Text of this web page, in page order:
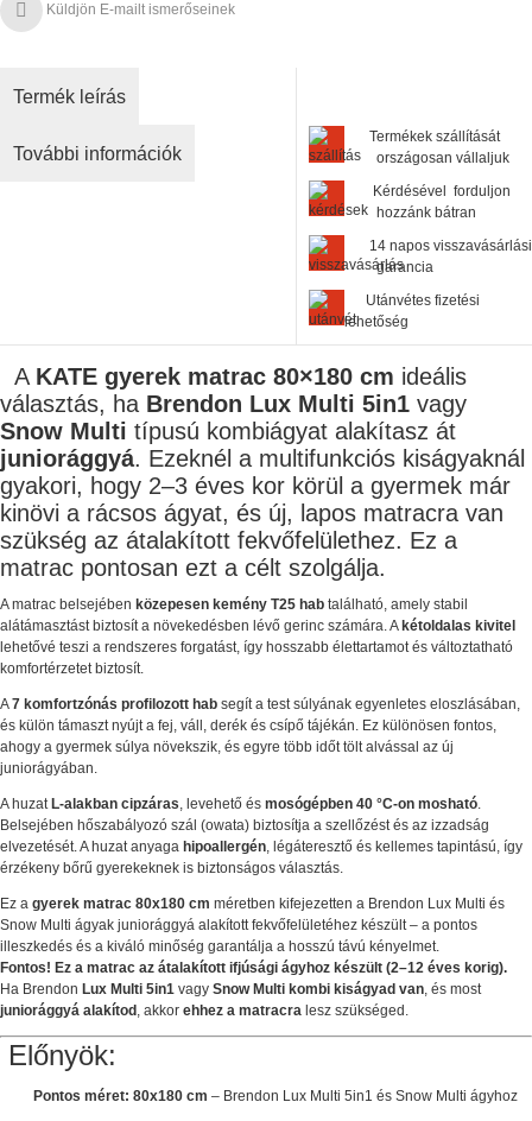
Küldjön E-mailt ismerőseinek
Termékek szállítását
országosan vállaljuk
Kérdésével forduljon
hozzánk bátran
14 napos visszavásárlási
garancia
Utánvétes fizetési
lehetőség
Termék leírás
További információk
A KATE gyerek matrac 80×180 cm ideális
választás, ha Brendon Lux Multi 5in1 vagy
Snow Multi típusú kombiágyat alakítasz át
juniorággyá. Ezeknél a multifunkciós kiságyaknál
gyakori, hogy 2–3 éves kor körül a gyermek már
kinövi a rácsos ágyat, és új, lapos matracra van
szükség az átalakított fekvőfelülethez. Ez a
matrac pontosan ezt a célt szolgálja.
A matrac belsejében közepesen kemény T25 hab található, amely stabil
alátámasztást biztosít a növekedésben lévő gerinc számára. Akétoldalas kivitel
lehetővé teszi a rendszeres forgatást, így hosszabb élettartamot és változtatható
komfortérzetet biztosít.
A7 komfortzónás profilozott hab segít a test súlyának egyenletes eloszlásában,
és külön támaszt nyújt a fej, váll, derék és csípő tájékán. Ez különösen fontos,
ahogy a gyermek súlya növekszik, és egyre több időt tölt alvással az új
juniorágyában.
A huzat L-alakban cipzáras , levehető és mosógépben 40 °C-on mosható
Belsejében hőszabályozó szál (owata) biztosítja a szellőzést és az izzadság
elvezetését. A huzat anyaga hipoallergén , légáteresztő és kellemes tapintású, így
érzékeny bőrű gyerekeknek is biztonságos választás.
Ez a gyerek matrac 80x180 cm méretben kifejezetten a Brendon Lux Multi és
Snow Multi ágyak juniorággyá alakított fekvőfelületéhez készült – a pontos
illeszkedés és a kiváló minőség garantálja a hosszú távú kényelmet.
Fontos! Ez a matrac az átalakított ifjúsági ágyhoz készült (2–12 éves korig).
Ha Brendon Lux Multi 5in1 vagy Snow Multi kombi kiságyad van , és most
juniorággyá alakítod , akkor ehhez a matracra lesz szükséged.
Előnyök:
Pontos méret: 80x180 cm – Brendon Lux Multi 5in1 és Snow Multi ágyhoz